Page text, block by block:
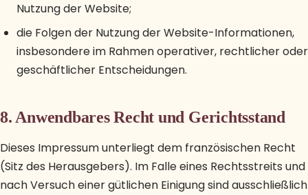
Nutzung der Website;
die Folgen der Nutzung der Website-Informationen,
insbesondere im Rahmen operativer, rechtlicher oder
geschäftlicher Entscheidungen.
8. Anwendbares Recht und Gerichtsstand
Dieses Impressum unterliegt dem französischen Recht
(Sitz des Herausgebers). Im Falle eines Rechtsstreits und
nach Versuch einer gütlichen Einigung sind ausschließlich